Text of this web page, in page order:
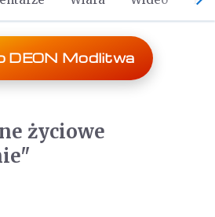
DEON Modlitwa
życiowe